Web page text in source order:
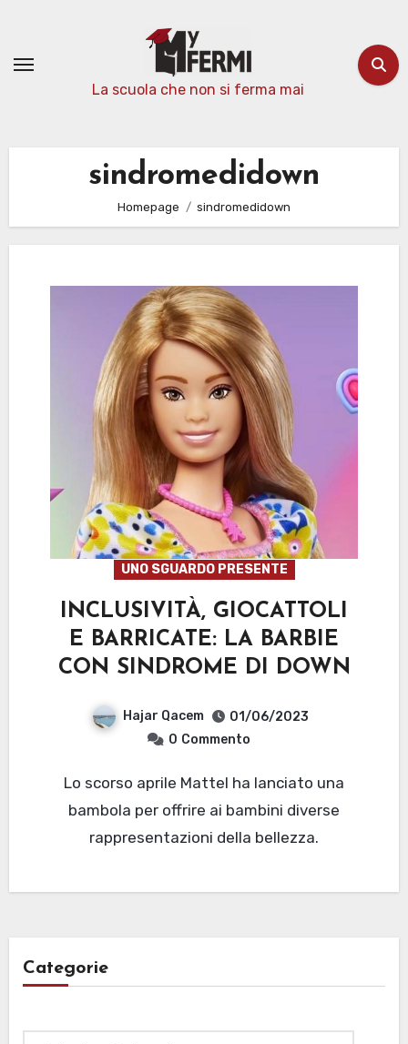
contenuto
La scuola che non si ferma mai
sindromedidown
Homepage sindromedidown
UNO SGUARDO PRESENTE
INCLUSIVITÀ, GIOCATTOLI
E BARRICATE: LA BARBIE
CON SINDROME DI DOWN
Hajar Qacem
01/06/2023
0 Commento
Lo scorso aprile Mattel ha lanciato una
bambola per offrire ai bambini diverse
rappresentazioni della bellezza.
Categorie